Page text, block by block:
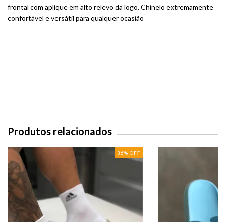
frontal com aplique em alto relevo da logo. Chinelo extremamente
confortável e versátil para qualquer ocasião
Produtos relacionados
36% OFF